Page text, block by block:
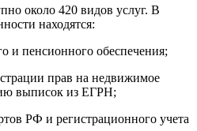
около 420 видов услуг. В
находятся:
и пенсионного обеспечения;
прав на недвижимое
выписок из ЕГРН;
РФ и регистрационного учета